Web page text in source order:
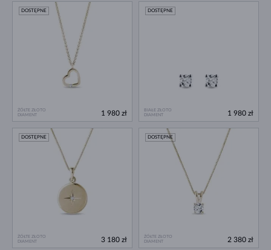
ŻÓŁTE ZŁOTO
DIAMENT
DOSTĘPNE
1 980 zł
BIAŁE ZŁOTO
DIAMENT
DOSTĘPNE
1 980 zł
ŻÓŁTE ZŁOTO
DIAMENT
DOSTĘPNE
3 180 zł
ŻÓŁTE ZŁOTO
DIAMENT
DOSTĘPNE
2 380 zł